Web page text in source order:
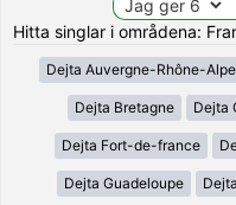
Hitta singlar i områdena:
Dejta Auvergne-Rhône-
Dejta Bretagne Dejta
Dejta Fort-de-france
Dejta Guadeloupe